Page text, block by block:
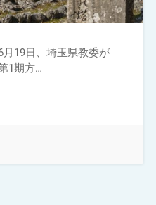
19日、埼玉県教委が
1期方…